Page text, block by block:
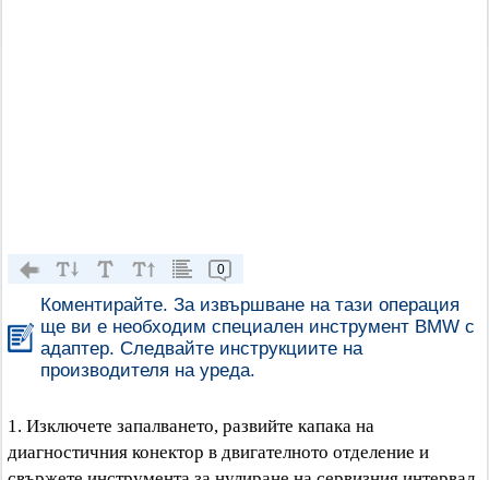
0
Коментирайте. За извършване на тази операция
ще ви е необходим специален инструмент BMW с
адаптер. Следвайте инструкциите на
производителя на уреда.
1. Изключете запалването, развийте капака на
диагностичния конектор в двигателното отделение и